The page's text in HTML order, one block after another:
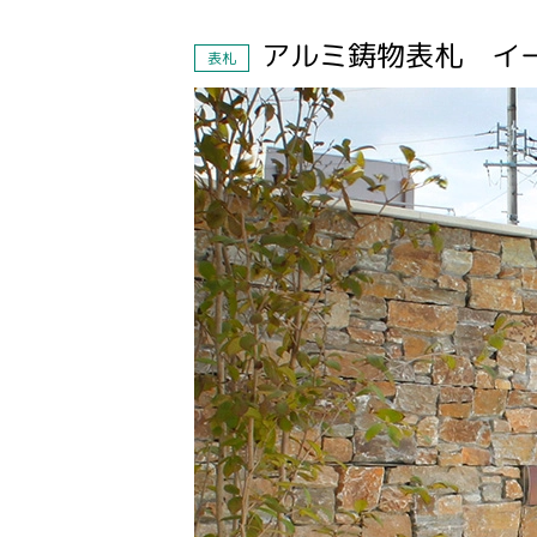
表札 アルミ鋳物表札 イ